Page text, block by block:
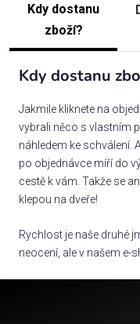
Kdy dostanu
zboží?
Kdy dostanu
Jakmile kliknete na
vybrali něco s vlastním
náhledem ke schválení.
po objednávce míří do
cestě k vám. Takže se
klepou na dveře!
Rychlost je naše druhé
neocení, ale v našem e-